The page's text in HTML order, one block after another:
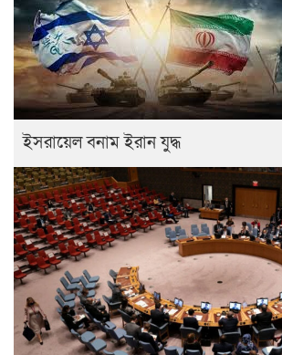
ইসরায়েল বনাম ইরান যুদ্ধ